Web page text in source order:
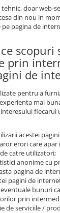
doar web-
din nou in
pagina de
prin
de
pentru a
mai
fiecarui
acestei
erori care
catre utilizatori;
anonime cu
pagina de
pagini de
bunuri
prin
de serviciile /